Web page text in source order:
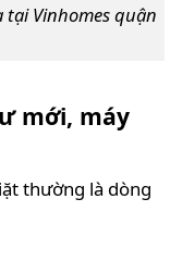
Vinhomes quận
mới, máy
thường là dòng